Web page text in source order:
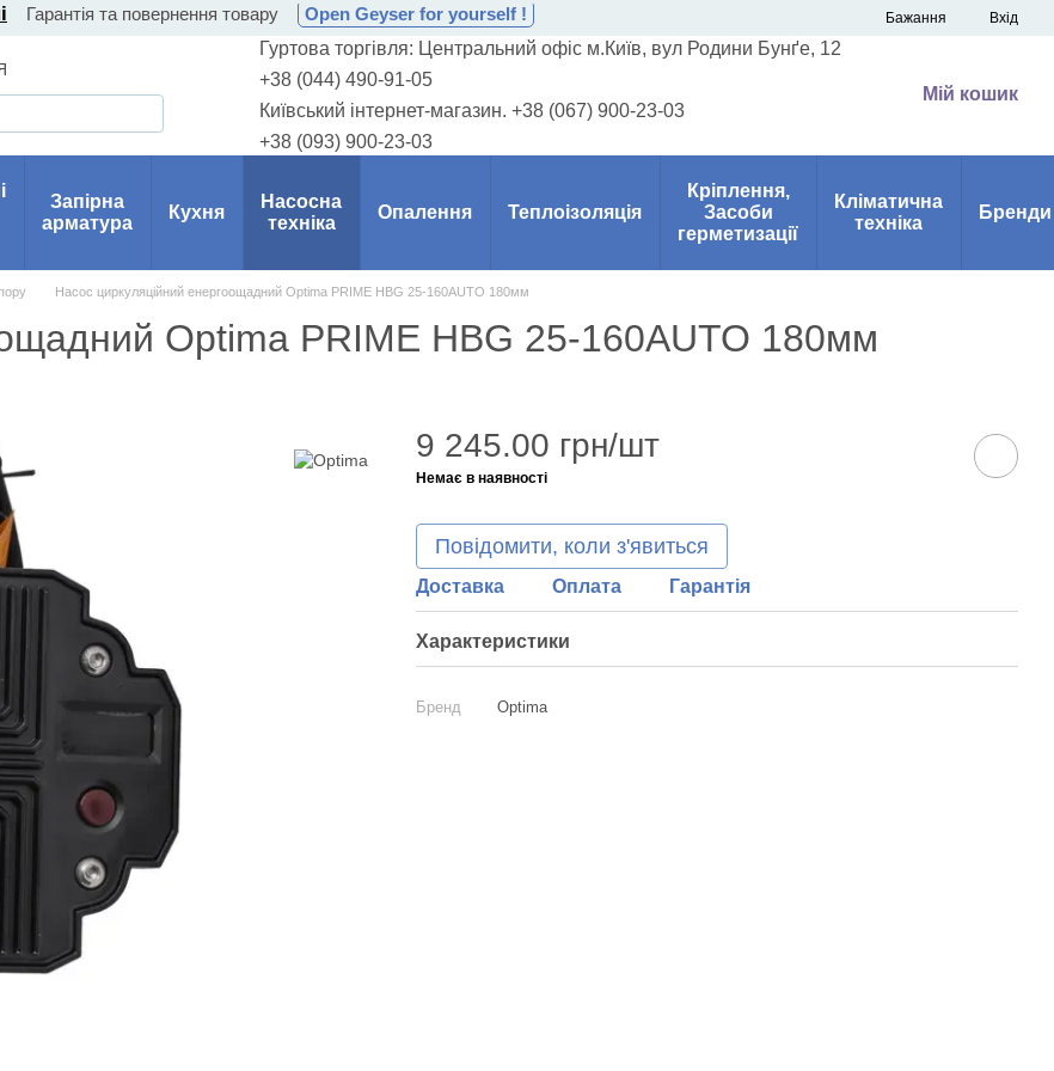
Гарантія та повернення товару Open Geyser for yourself ! Бажання Вхід
Гуртова торгівля: Центральний офіс м.Київ, вул Родини Бунґе, 12
+38 (044) 490-91-05
Київський інтернет-магазин. +38 (067) 900-23-03
+38 (093) 900-23-03
Мій кошик
Запірна
арматура
Кухня
Насосна
техніка
Опалення Теплоізоляція
Кріплення,
Засоби
герметизації
Кліматична
техніка
Бренди
Насос циркуляційний енергоощадний Optima PRIME HBG 25-160AUTO 180мм
Optima PRIME HBG 25-160AUTO 180мм
9 245.00 грн/шт
Немає в наявності
Повідомити, коли з'явиться
Доставка Оплата Гарантія
Характеристики
Бренд Optima